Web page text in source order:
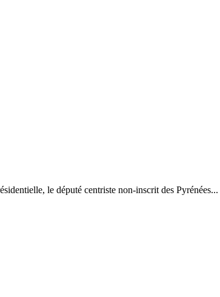
le député centriste non-inscrit des Pyrénées...